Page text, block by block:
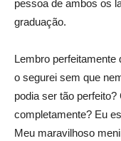
pessoa de ambos os
graduação.
Lembro perfeitamente
o segurei sem que
podia ser tão
completamente? Eu
Meu maravilhoso